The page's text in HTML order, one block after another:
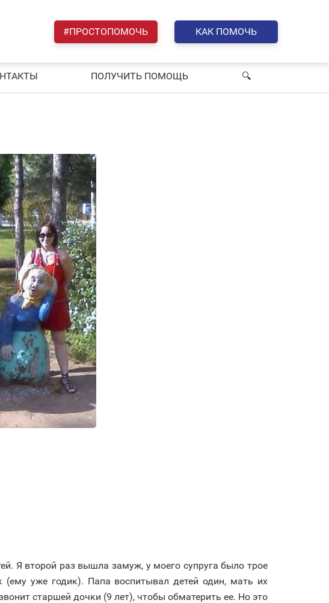
#ПРОСТОПОМОЧЬ КАК ПОМОЧЬ
ПОЛУЧИТЬ ПОМОЩЬ 🔍︎
Я второй раз вышла замуж, у моего супруга было трое
уже годик). Папа воспитывал детей один, мать их
старшей дочки (9 лет), чтобы обматерить ее. Но это